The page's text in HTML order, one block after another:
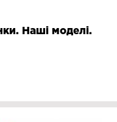
Наші моделі.